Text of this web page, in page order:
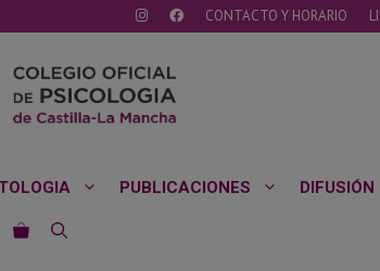
CONTACTO Y HORARIO
PUBLICACIONES DIFUSIÓN